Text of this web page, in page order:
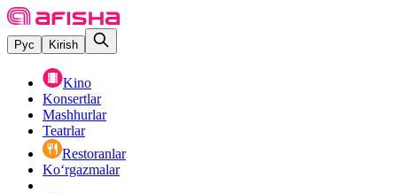
Рус Kirish
Kino
Konsertlar
Mashhurlar
Teatrlar
Restoranlar
Ko‘rgazmalar